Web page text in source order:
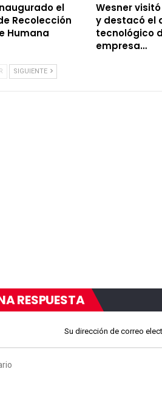
el
Recolección
Humana
Wesner
y destacó el
tecnológico
empresa…
SIGUIENTE
RESPUESTA
Su dirección de correo